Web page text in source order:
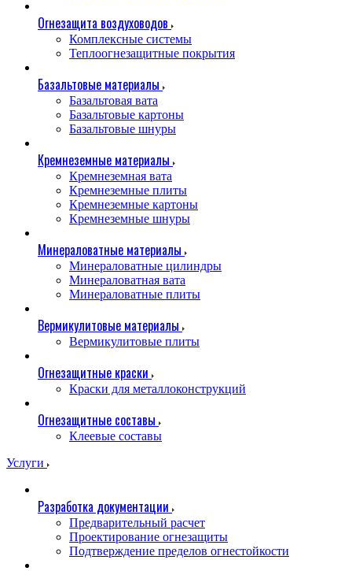
Огнезащита воздуховодов
Комплексные системы
Теплоогнезащитные покрытия
Базальтовые материалы
Базальтовая вата
Базальтовые картоны
Базальтовые шнуры
Кремнеземные материалы
Кремнеземная вата
Кремнеземные плиты
Кремнеземные картоны
Кремнеземные шнуры
Минераловатные материалы
Минераловатные цилиндры
Минераловатная вата
Минераловатные плиты
Вермикулитовые материалы
Вермикулитовые плиты
Огнезащитные краски
Краски для металлоконструкций
Огнезащитные составы
Клеевые составы
Услуги
Разработка документации
Предварительный расчет
Проектирование огнезащиты
Подтверждение пределов огнестойкости